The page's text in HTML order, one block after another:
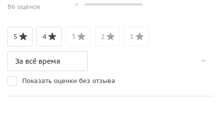
86 оценок
5 4 3 2 1
Показать оценки без отзыва